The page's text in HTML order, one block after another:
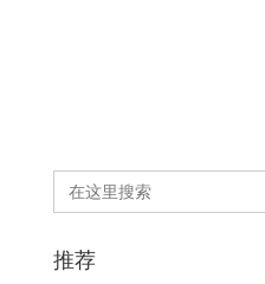
Search
for:
推荐